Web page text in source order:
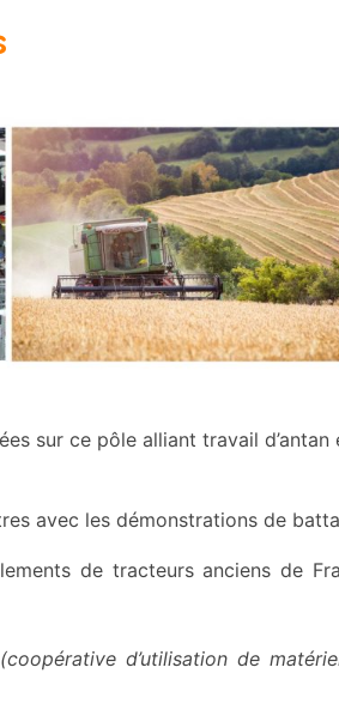
sur ce pôle alliant travail
avec les démonstrations de
de tracteurs anciens de
(coopérative d’utilisation de